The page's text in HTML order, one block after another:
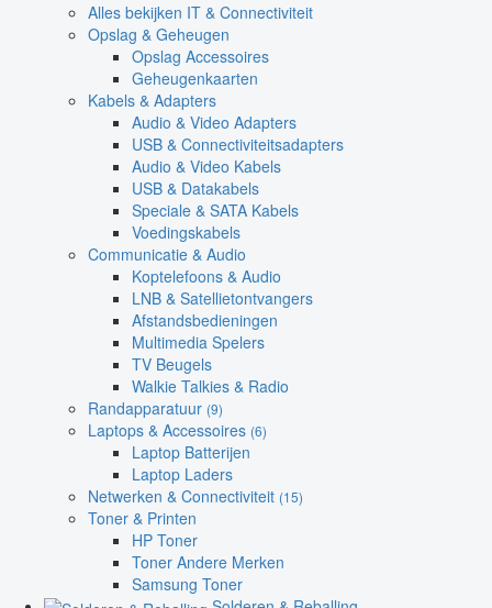
Alles bekijken IT & Connectiviteit
Opslag & Geheugen
Opslag Accessoires
Geheugenkaarten
Kabels & Adapters
Audio & Video Adapters
USB & Connectiviteitsadapters
Audio & Video Kabels
USB & Datakabels
Speciale & SATA Kabels
Voedingskabels
Communicatie & Audio
Koptelefoons & Audio
LNB & Satellietontvangers
Afstandsbedieningen
Multimedia Spelers
TV Beugels
Walkie Talkies & Radio
Randapparatuur (9)
Laptops & Accessoires (6)
Laptop Batterijen
Laptop Laders
Netwerken & Connectiviteit (15)
Toner & Printen
HP Toner
Toner Andere Merken
Samsung Toner